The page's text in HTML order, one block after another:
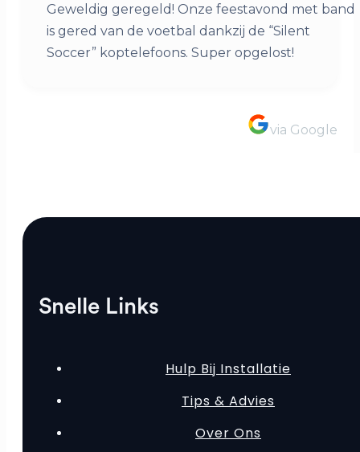
Geweldig geregeld! Onze feestavond met band
is gered van de voetbal dankzij de “Silent
Soccer” koptelefoons. Super opgelost!
via Google
Snelle Links
Hulp Bij Installatie
Tips & Advies
Over Ons